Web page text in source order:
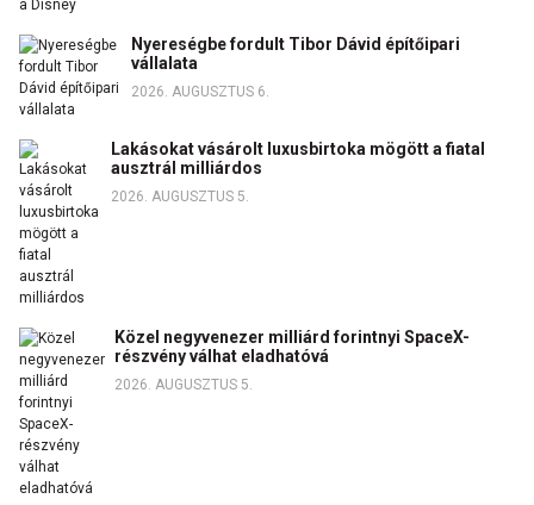
Nyereségbe fordult Tibor Dávid építőipari
vállalata
2026. AUGUSZTUS 6.
Lakásokat vásárolt luxusbirtoka mögött a fiatal
ausztrál milliárdos
2026. AUGUSZTUS 5.
Közel negyvenezer milliárd forintnyi SpaceX-
részvény válhat eladhatóvá
2026. AUGUSZTUS 5.